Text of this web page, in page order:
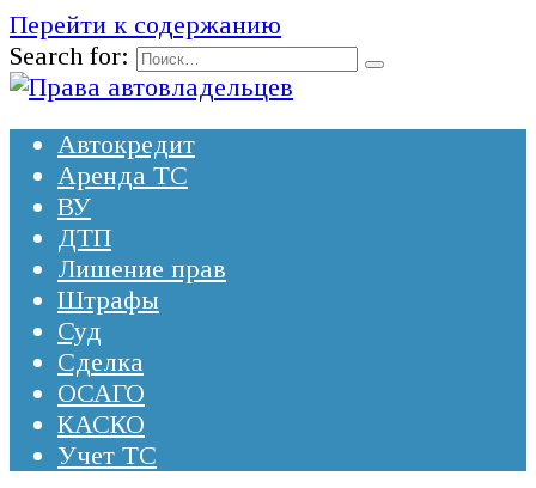
Перейти к содержанию
Search for:
Автокредит
Аренда ТС
ВУ
ДТП
Лишение прав
Штрафы
Суд
Сделка
ОСАГО
КАСКО
Учет ТС